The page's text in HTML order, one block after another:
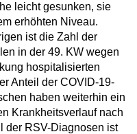
leicht gesunken, sie
erhöhten Niveau.
ist die Zahl der
in der 49. KW wegen
hospitalisierten
Anteil der COVID-19-
haben weiterhin ein
Krankheitsverlauf nach
der RSV-Diagnosen ist